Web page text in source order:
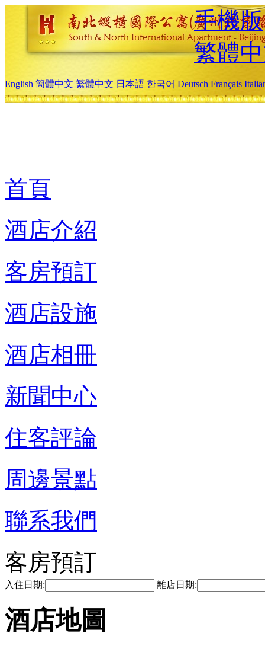
手機版
繁體
English 簡體中文 繁體中文 日本語 한국어 Deutsch Français
首頁
酒店介紹
客房預訂
酒店設施
酒店相冊
新聞中心
住客評論
周邊景點
聯系我們
客房預訂
入住日期: 離店日期:
酒店地圖